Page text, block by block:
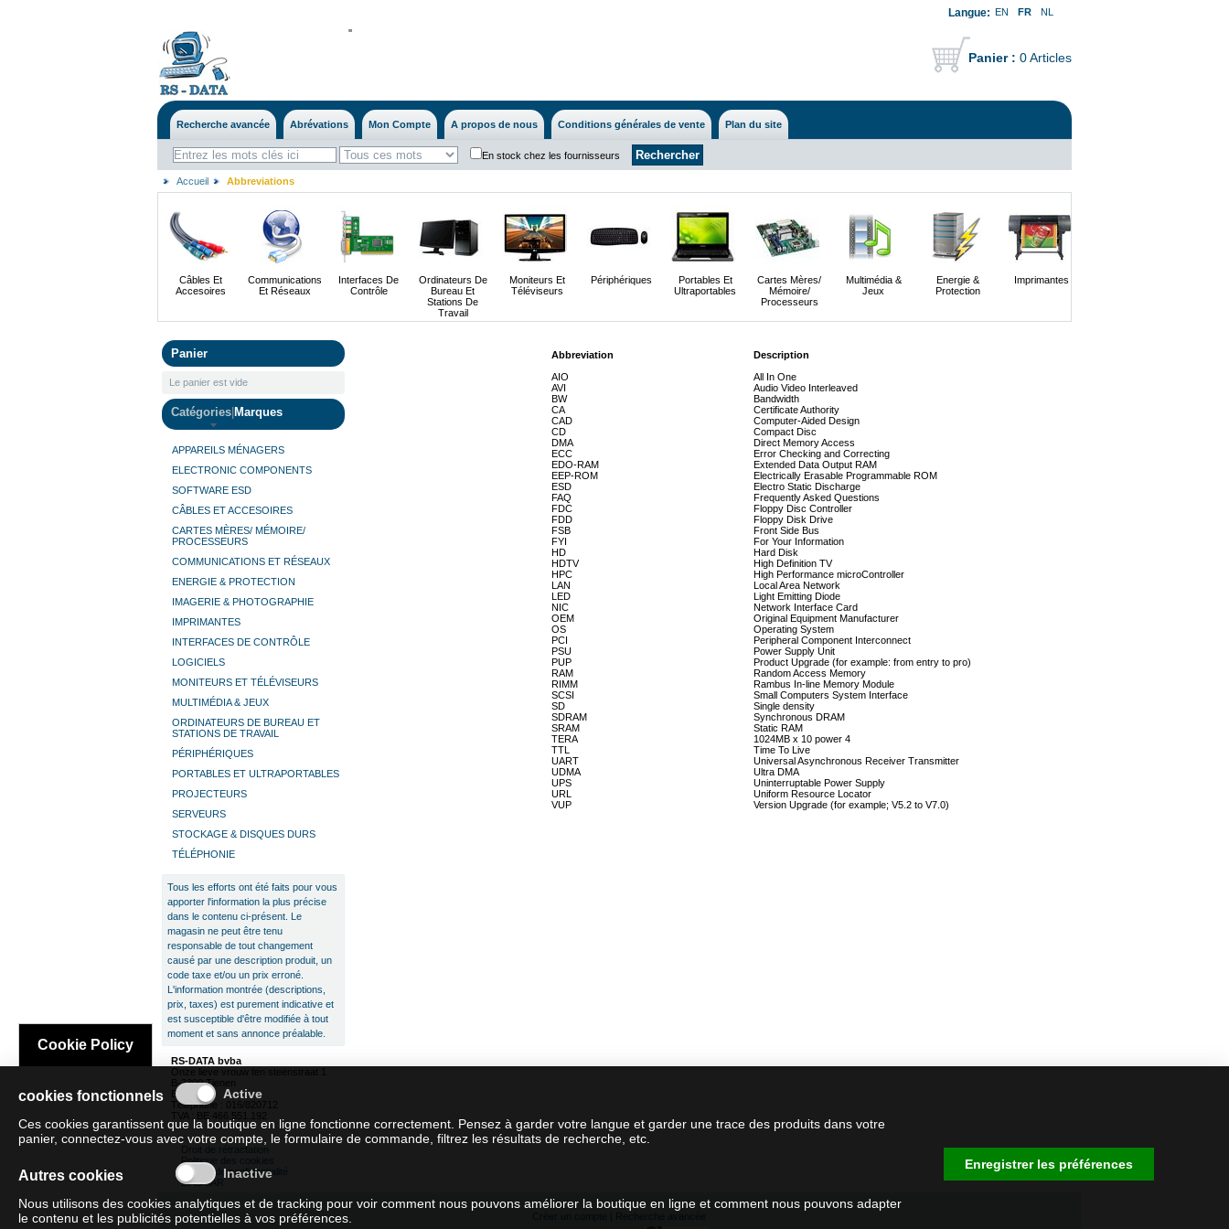
Langue: EN FR
NL
''
Panier : 0 Articles
Recherche avancée Abrévations Mon Compte A propos de nous Conditions générales de vente Plan du site
En stock chez les fournisseurs
Accueil Abbreviations
Câbles Et
Accesoires
Communications
Et Réseaux
Interfaces De
Contrôle
Ordinateurs De
Bureau Et
Stations De
Travail
Moniteurs Et
Téléviseurs
Périphériques
Portables Et
Ultraportables
Cartes Mères/
Mémoire/
Processeurs
Multimédia &
Jeux
Energie &
Protection
Imprimantes
Panier
Le panier est vide
Catégories Marques
APPAREILS MÉNAGERS
ELECTRONIC COMPONENTS
SOFTWARE ESD
CÂBLES ET ACCESOIRES
CARTES MÈRES/ MÉMOIRE/
PROCESSEURS
COMMUNICATIONS ET RÉSEAUX
ENERGIE & PROTECTION
IMAGERIE & PHOTOGRAPHIE
IMPRIMANTES
INTERFACES DE CONTRÔLE
LOGICIELS
MONITEURS ET TÉLÉVISEURS
MULTIMÉDIA & JEUX
ORDINATEURS DE BUREAU ET
STATIONS DE TRAVAIL
PÉRIPHÉRIQUES
PORTABLES ET ULTRAPORTABLES
PROJECTEURS
SERVEURS
STOCKAGE & DISQUES DURS
TÉLÉPHONIE
Tous les efforts ont été faits pour vous
apporter l'information la plus précise
dans le contenu ci-présent. Le
magasin ne peut être tenu
responsable de tout changement
causé par une description produit, un
code taxe et/ou un prix erroné.
L'information montrée (descriptions,
prix, taxes) est purement indicative et
est susceptible d'être modifiée à tout
moment et sans annonce préalable.
RS-DATA bvba
Onze lieve vrouw ten steenstraat 1
B-3300 Tienen
Belgique
Téléphone : 016/820712
TVA : BE 466.551.192
Droit de rétractation
Politique des cookies
Règles de confidentialité
DAS/SAR
Abbreviation
Description
AIO
All In One
AVI
Audio Video Interleaved
BW
Bandwidth
CA
Certificate Authority
CAD
Computer-Aided Design
CD
Compact Disc
DMA
Direct Memory Access
ECC
Error Checking and Correcting
EDO-RAM
Extended Data Output RAM
EEP-ROM
Electrically Erasable Programmable ROM
ESD
Electro Static Discharge
FAQ
Frequently Asked Questions
FDC
Floppy Disc Controller
FDD
Floppy Disk Drive
FSB
Front Side Bus
FYI
For Your Information
HD
Hard Disk
HDTV
High Definition TV
HPC
High Performance microController
LAN
Local Area Network
LED
Light Emitting Diode
NIC
Network Interface Card
OEM
Original Equipment Manufacturer
OS
Operating System
PCI
Peripheral Component Interconnect
PSU
Power Supply Unit
PUP
Product Upgrade (for example: from entry to pro)
RAM
Random Access Memory
RIMM
Rambus In-line Memory Module
SCSI
Small Computers System Interface
SD
Single density
SDRAM
Synchronous DRAM
SRAM
Static RAM
TERA
1024MB x 10 power 4
TTL
Time To Live
UART
Universal Asynchronous Receiver Transmitter
UDMA
Ultra DMA
UPS
Uninterruptable Power Supply
URL
Uniform Resource Locator
VUP
Version Upgrade (for example; V5.2 to V7.0)
Cookie Policy
cookies fonctionnels
Ces cookies garantissent que la boutique en ligne fonctionne correctement. Pensez à garder votre langue et garder une trace des produits dans votre
panier, connectez-vous avec votre compte, le formulaire de commande, filtrez les résultats de recherche, etc.
Autres cookies
Nous utilisons des cookies analytiques et de tracking pour voir comment nous pouvons améliorer la boutique en ligne et comment nous pouvons adapter
le contenu et les publicités potentielles à vos préférences.
Enregistrer les préférences